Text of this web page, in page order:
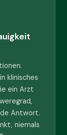
klinisches
ein Arzt
Antwort.
niemals